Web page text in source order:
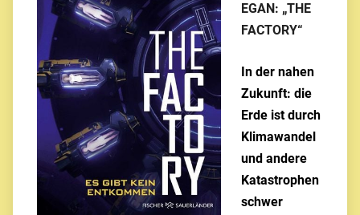
EGAN: „THE
FACTORY“
In der nahen
Zukunft: die
Erde ist durch
Klimawandel
und andere
Katastrophen
schwer